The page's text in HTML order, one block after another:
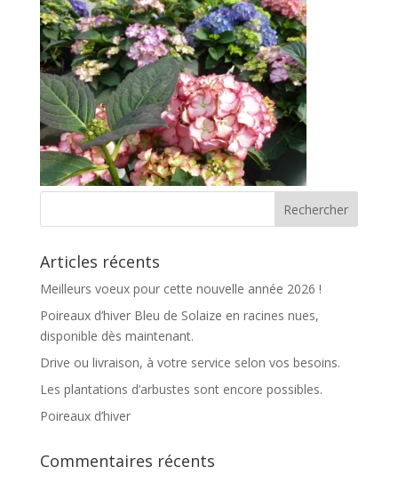
Articles récents
Meilleurs voeux pour cette nouvelle année 2026 !
Poireaux d’hiver Bleu de Solaize en racines nues,
disponible dès maintenant.
Drive ou livraison, à votre service selon vos besoins.
Les plantations d’arbustes sont encore possibles.
Poireaux d’hiver
Commentaires récents